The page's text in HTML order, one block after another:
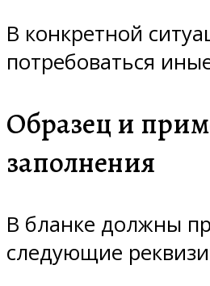
В конкретной
потребоваться
Образец и
заполнения
В бланке должны
следующие